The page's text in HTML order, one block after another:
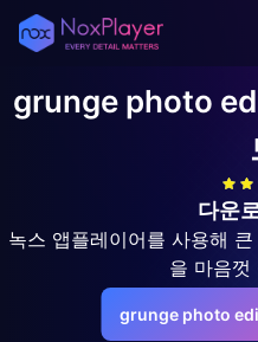
grunge photo
다운
녹스 앱플레이어를 사용해
을 마음껏
grunge photo